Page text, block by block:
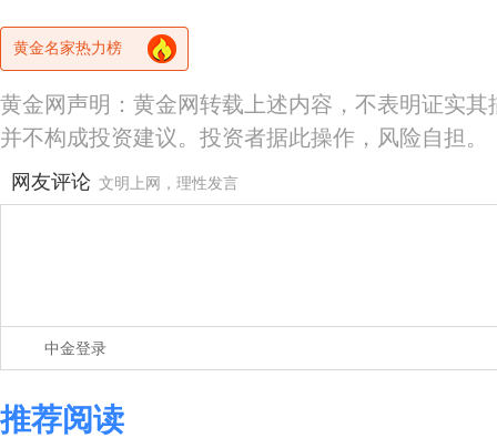
黄金名家热力榜
黄金网声明：黄金网转载上述内容，不表明证实
并不构成投资建议。投资者据此操作，风险自担。
网友评论 文明上网，理性发言
中金登录
推荐阅读